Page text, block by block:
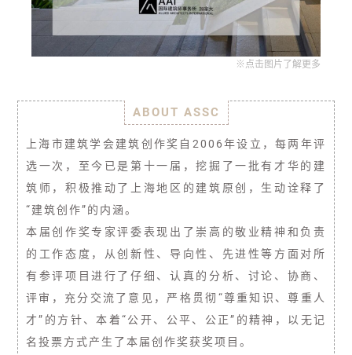
※点击图片了解更多
ABOUT ASSC
上海市建筑学会建筑创作奖自2006年设立，每两年评
选一次，至今已是第十一届，挖掘了一批有才华的建
筑师，积极推动了上海地区的建筑原创，生动诠释了
“建筑创作”的内涵。
本届创作奖专家评委表现出了崇高的敬业精神和负责
的工作态度，从创新性、导向性、先进性等方面对所
有参评项目进行了仔细、认真的分析、讨论、协商、
评审，充分交流了意见，严格贯彻“尊重知识、尊重人
才”的方针、本着“公开、公平、公正”的精神，以无记
名投票方式产生了本届创作奖获奖项目。